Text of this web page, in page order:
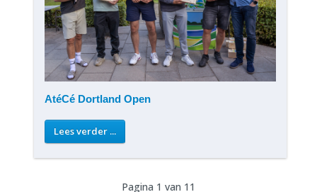
AtéCé Dortland Open
Lees verder ...
Pagina 1 van 11